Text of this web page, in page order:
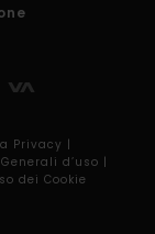
Privacy |
d’uso |
dei Cookie